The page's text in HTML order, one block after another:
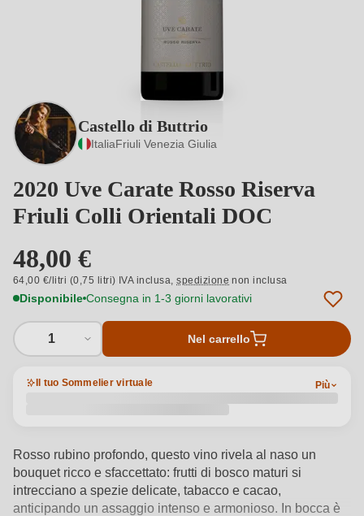
Castello di Buttrio
ItaliaFriuli Venezia Giulia
2020 Uve Carate Rosso Riserva
Friuli Colli Orientali DOC
48,00 €
64,00 €/litri (0,75 litri) IVA inclusa,spedizione non inclusa
Disponibile Consegna in 1-3 giorni lavorativi
1 Nel carrello
Il tuo Sommelier virtuale Più
Rosso rubino profondo, questo vino rivela al naso un
bouquet ricco e sfaccettato: frutti di bosco maturi si
intrecciano a spezie delicate, tabacco e cacao,
anticipando un assaggio intenso e armonioso. In bocca è